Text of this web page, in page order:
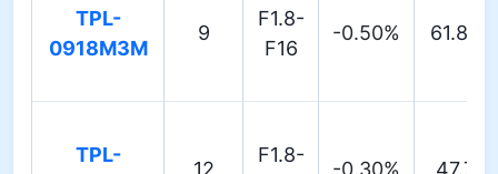
TPL-
0918M3M
9
F1.8-
F16
-0.50% 61.85°
TPL-
F1.8-